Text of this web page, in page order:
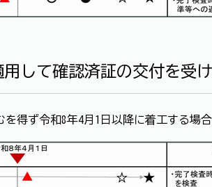
して確認済証の交付を受
を得ず令和8年4月1日以降に着工する